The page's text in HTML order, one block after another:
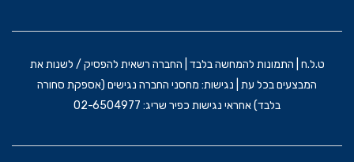
ט.ל.ח | התמונות להמחשה בלבד | החברה רשאית להפסיק / לשנות את
המבצעים בכל עת | נגישות: מחסני החברה נגישים (אספקת סחורה
בלבד) אחראי נגישות כפיר שריג: 02-6504977